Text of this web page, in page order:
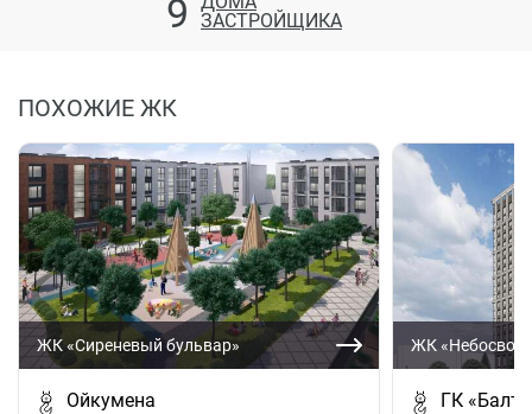
9
ЗАСТРОЙЩИКА
ПОХОЖИЕ ЖК
ЖК «Сиреневый бульвар»
Ойкумена
ЖК «Небосвод»
ГК